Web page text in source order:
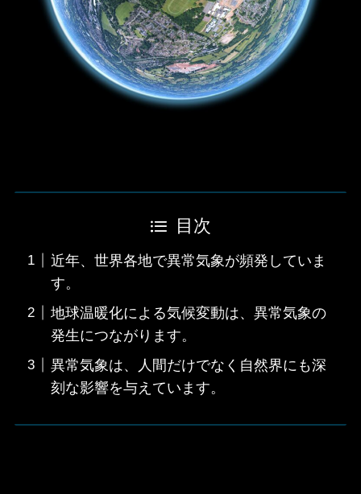
目次
近年、世界各地で異常気象が頻発していま
す。
地球温暖化による気候変動は、異常気象の
発生につながります。
異常気象は、人間だけでなく自然界にも深
刻な影響を与えています。